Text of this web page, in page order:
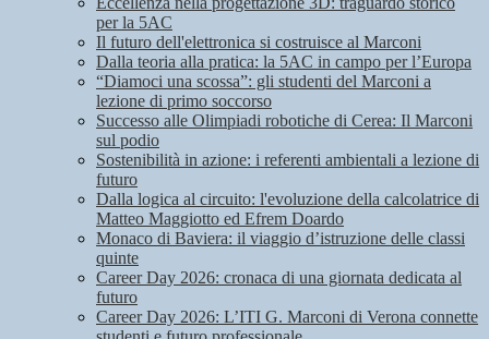
per la 5AC
Il futuro dell'elettronica si costruisce al Marconi
Dalla teoria alla pratica: la 5AC in campo per l’Europa
“Diamoci una scossa”: gli studenti del Marconi a
lezione di primo soccorso
Successo alle Olimpiadi robotiche di Cerea: Il Marconi
sul podio
Sostenibilità in azione: i referenti ambientali a lezione di
futuro
Dalla logica al circuito: l'evoluzione della calcolatrice di
Matteo Maggiotto ed Efrem Doardo
Monaco di Baviera: il viaggio d’istruzione delle classi
quinte
Career Day 2026: cronaca di una giornata dedicata al
futuro
Career Day 2026: L’ITI G. Marconi di Verona connette